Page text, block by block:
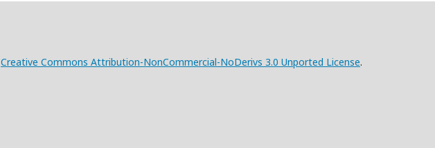
Creative Commons Attribution-NonCommercial-NoDerivs 3.0 Unported License.